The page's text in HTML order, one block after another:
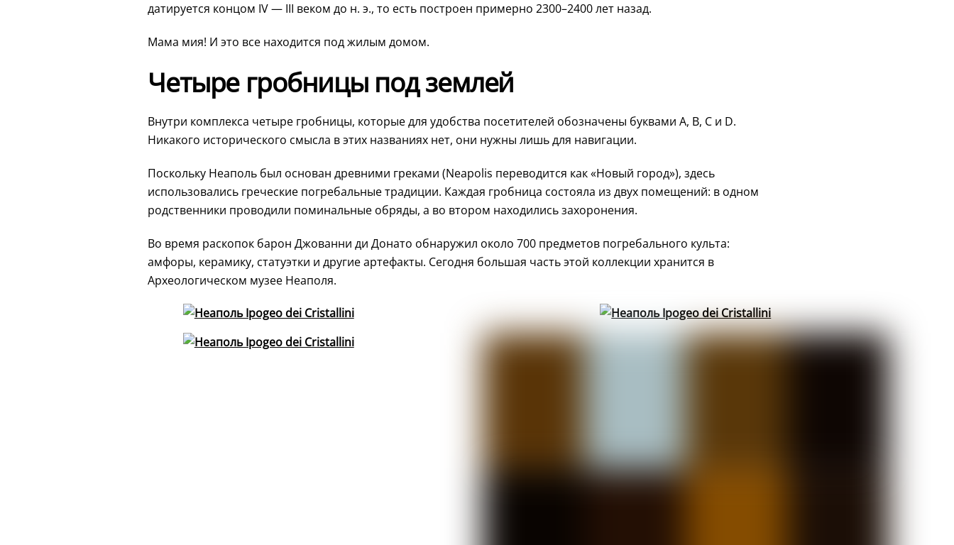
датируется концом IV — III веком до н. э., то есть построен примерно 2300–2400 лет назад.
Мама мия! И это все находится под жилым домом.
Четыре гробницы под землей
Внутри комплекса четыре гробницы, которые для удобства посетителей обозначены буквами A, B, C и D.
Никакого исторического смысла в этих названиях нет, они нужны лишь для навигации.
Поскольку Неаполь был основан древними греками (Neapolis переводится как «Новый город»), здесь
использовались греческие погребальные традиции. Каждая гробница состояла из двух помещений: в одном
родственники проводили поминальные обряды, а во втором находились захоронения.
Во время раскопок барон Джованни ди Донато обнаружил около 700 предметов погребального культа:
амфоры, керамику, статуэтки и другие артефакты. Сегодня большая часть этой коллекции хранится в
Археологическом музее Неаполя.